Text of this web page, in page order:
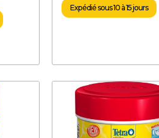
Expédié sous 10 à 15 jours